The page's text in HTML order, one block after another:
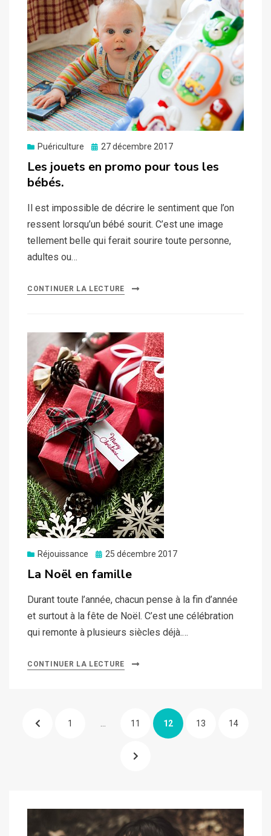
Puériculture
Posted
27 décembre 2017
Les jouets en promo pour tous les
bébés.
Il est impossible de décrire le sentiment que l’on
ressent lorsqu’un bébé sourit. C’est une image
tellement belle qui ferait sourire toute personne,
adultes ou…
CONTINUER LA LECTURE
Réjouissance
Posted
25 décembre 2017
La Noël en famille
Durant toute l’année, chacun pense à la fin d’année
et surtout à la fête de Noël. C’est une célébration
qui remonte à plusieurs siècles déjà.…
CONTINUER LA LECTURE
Pagination
PREVIOUSPAGE
1 PAGE
11 PAGE
12 PAGE
13 PAGE
14
NEXT